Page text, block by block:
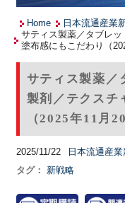
Home 日本流通産業
サティス製薬／タブレ
塗布感にもこだわり（
サティス製薬／
製剤／テクスチ
（2025年11月
2025/11/22 日本流通産業
タグ：
新戦略